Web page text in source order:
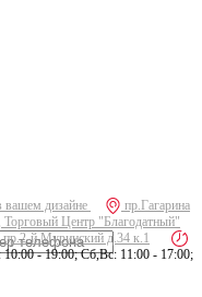
вашем дизайне
пр.Гагарина
Торговый Центр "Благодатный"
пр.2-й Муринский д.34 к.1
- 19:00; Сб,Вс: 11:00 - 17:00;